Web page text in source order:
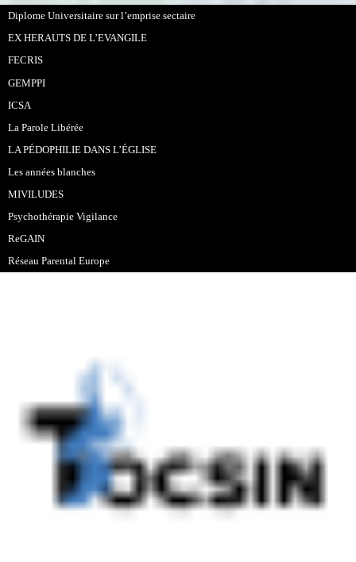
Diplome Universitaire sur l’emprise sectaire
EX HERAUTS DE L’EVANGILE
FECRIS
GEMPPI
ICSA
La Parole Libérée
LA PÉDOPHILIE DANS L’ÉGLISE
Les années blanches
MIVILUDES
Psychothérapie Vigilance
ReGAIN
Réseau Parental Europe